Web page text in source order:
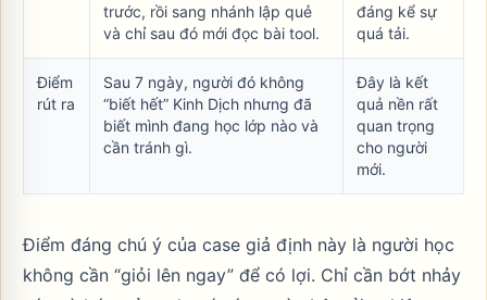
trước, rồi sang nhánh lập quẻ
và chỉ sau đó mới đọc bài tool.
đáng kể sự
quá tải.
Điểm
rút ra
Sau 7 ngày, người đó không
“biết hết” Kinh Dịch nhưng đã
biết mình đang học lớp nào và
cần tránh gì.
Đây là kết
quả nền rất
quan trọng
cho người
mới.
Điểm đáng chú ý của case giả định này là người học
không cần “giỏi lên ngay” để có lợi. Chỉ cần bớt nhảy